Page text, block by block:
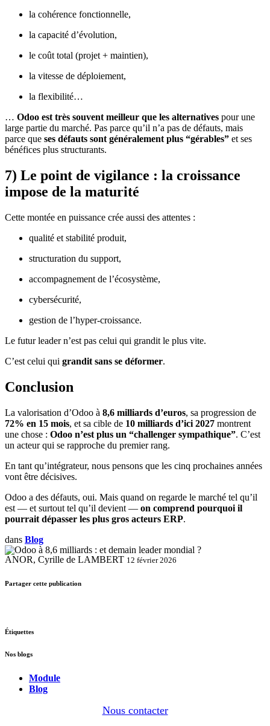
la cohérence fonctionnelle,
la capacité d’évolution,
le coût total (projet + maintien),
la vitesse de déploiement,
la flexibilité…
… Odoo est très souvent meilleur que les alternatives pour une
large partie du marché. Pas parce qu’il n’a pas de défauts, mais
parce que ses défauts sont généralement plus “gérables” et ses
bénéfices plus structurants.
7) Le point de vigilance : la croissance
impose de la maturité
Cette montée en puissance crée aussi des attentes :
qualité et stabilité produit,
structuration du support,
accompagnement de l’écosystème,
cybersécurité,
gestion de l’hyper-croissance.
Le futur leader n’est pas celui qui grandit le plus vite.
C’est celui qui grandit sans se déformer.
Conclusion
La valorisation d’Odoo à 8,6 milliards d’euros, sa progression de
72% en 15 mois, et sa cible de 10 milliards d’ici 2027 montrent
une chose : Odoo n’est plus un “challenger sympathique”. C’est
un acteur qui se rapproche du premier rang.
En tant qu’intégrateur, nous pensons que les cinq prochaines années
vont être décisives.
Odoo a des défauts, oui. Mais quand on regarde le marché tel qu’il
est — et surtout tel qu’il devient — on comprend pourquoi il
pourrait dépasser les plus gros acteurs ERP.
dans Blog
ANOR, Cyrille de LAMBERT 12 février 2026
Partager cette publication
Étiquettes
Nos blogs
Module
Blog
Nous contacter